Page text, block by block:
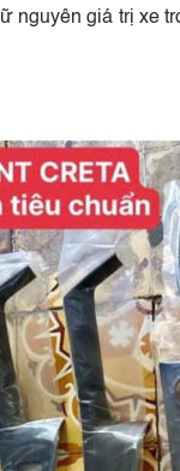
nguyên giá trị xe